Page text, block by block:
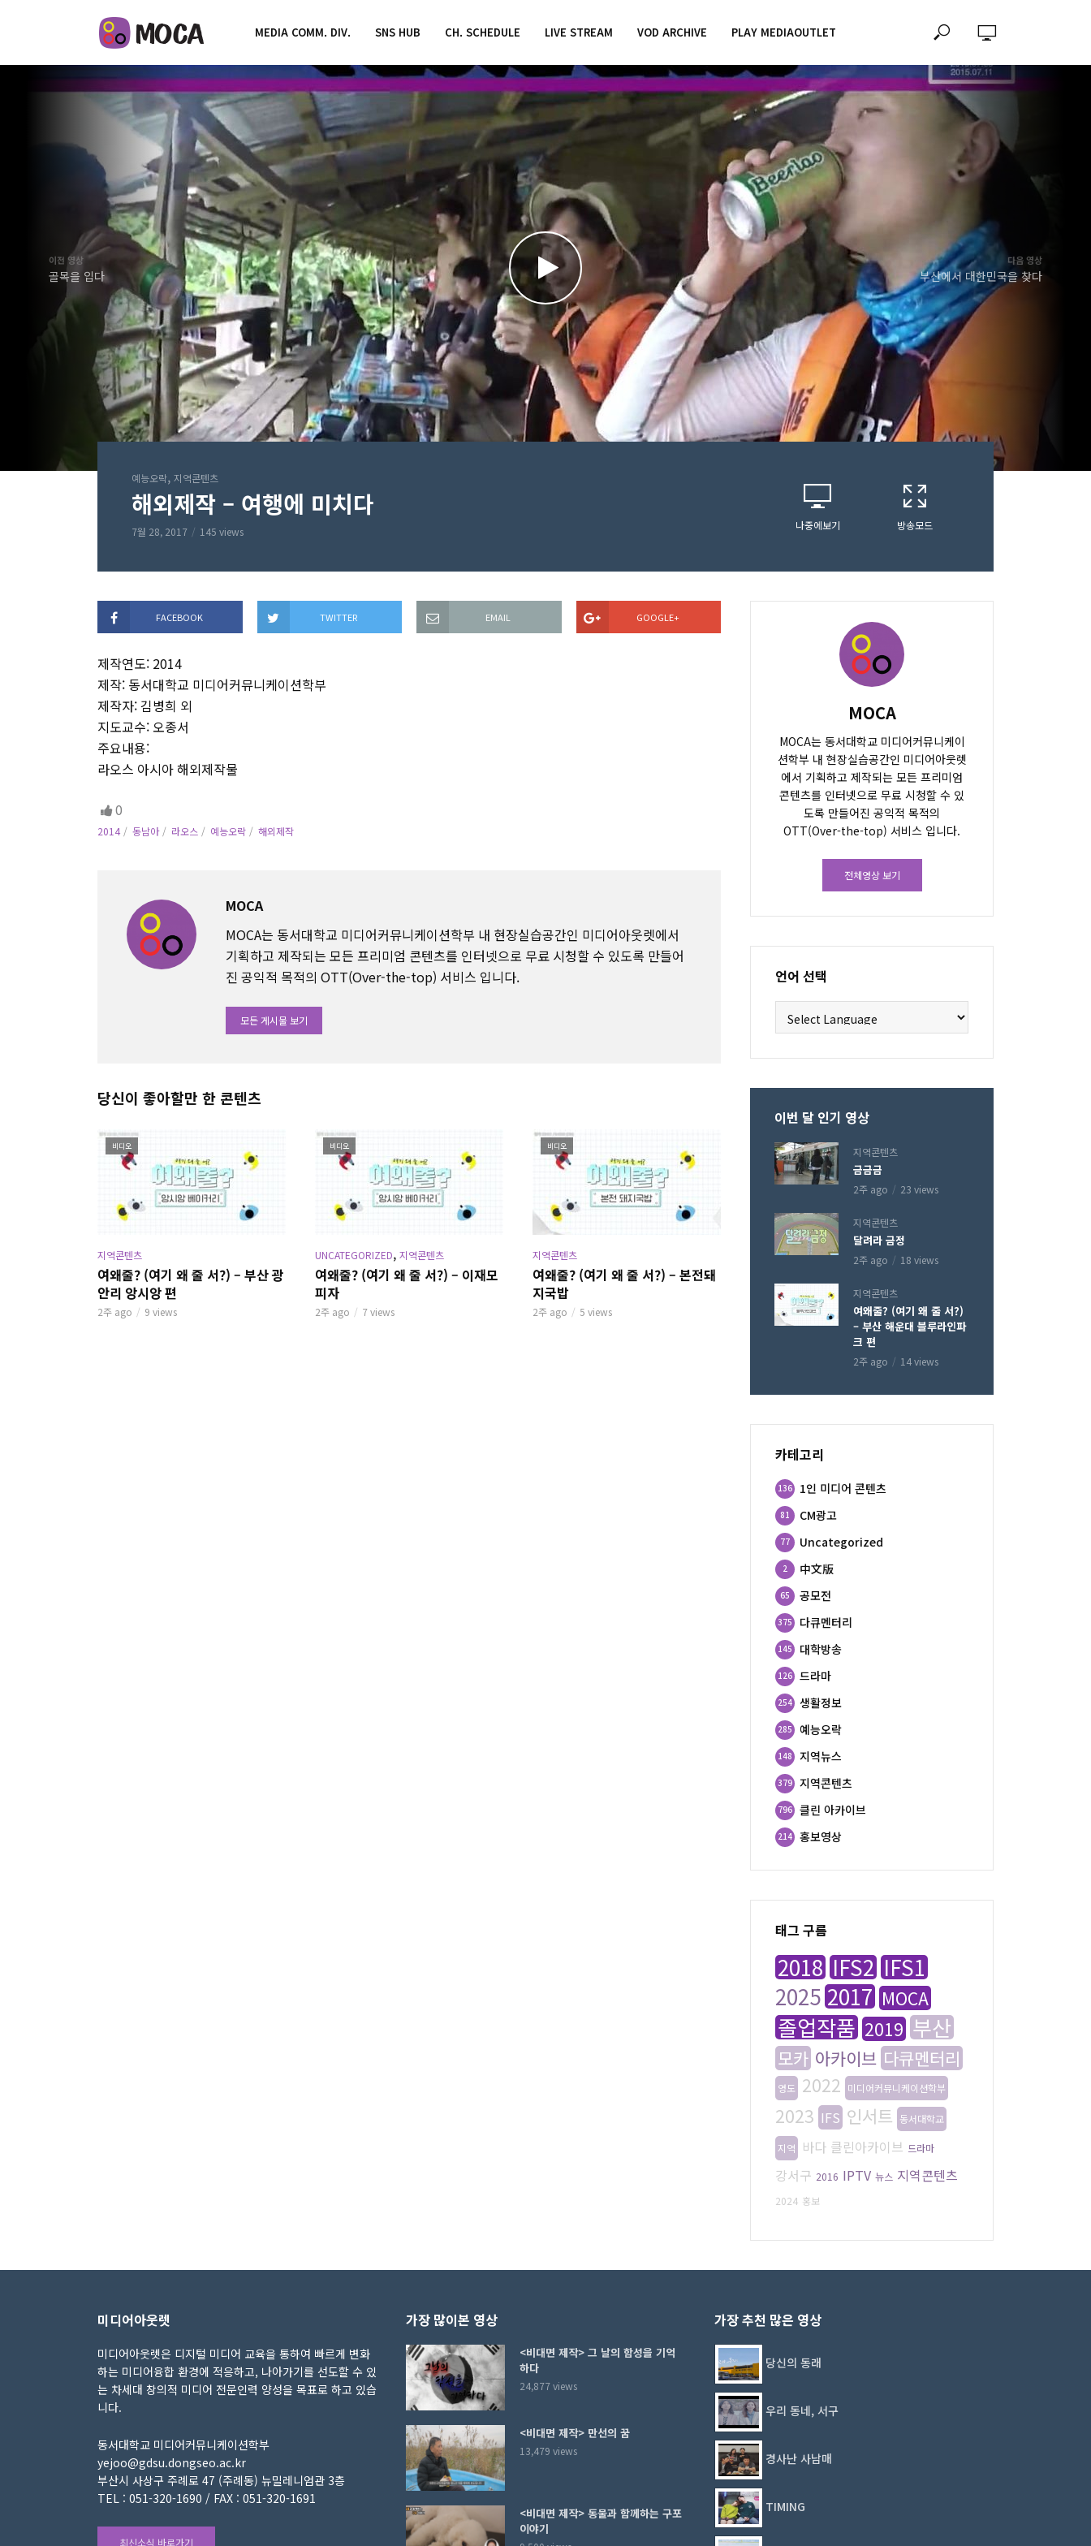
MEDIA COMM. DIV. SNS HUB CH. SCHEDULE LIVE STREAM VOD ARCHIVE PLAY MEDIAOUTLET
이전 영상
골목을 입다
다음 영상
부산에서 대한민국을 찾다
예능오락, 지역콘텐츠
해외제작 – 여행에 미치다
7월 28, 2017 145 views 나중에보기 방송모드
FACEBOOK TWITTER EMAIL GOOGLE+
제작연도: 2014
제작: 동서대학교 미디어커뮤니케이션학부
제작자: 김병희 외
지도교수: 오종서
주요내용:
라오스 아시아 해외제작물
0
2014 동남아 라오스 예능오락 해외제작
MOCA
MOCA는 동서대학교 미디어커뮤니케이션학부 내 현장실습공간인 미디어아웃렛에서
기획하고 제작되는 모든 프리미엄 콘텐츠를 인터넷으로 무료 시청할 수 있도록 만들어
진 공익적 목적의 OTT(Over-the-top) 서비스 입니다.
모든 게시물 보기
당신이 좋아할만 한 콘텐츠
비디오
지역콘텐츠
여왜줄? (여기 왜 줄 서?) – 부산 광
안리 앙시앙 편
2주 ago 9 views
비디오
UNCATEGORIZED, 지역콘텐츠
여왜줄? (여기 왜 줄 서?) – 이재모
피자
2주 ago 7 views
비디오
지역콘텐츠
여왜줄? (여기 왜 줄 서?) – 본전돼
지국밥
2주 ago 5 views
MOCA
MOCA는 동서대학교 미디어커뮤니케이
션학부 내 현장실습공간인 미디어아웃렛
에서 기획하고 제작되는 모든 프리미엄
콘텐츠를 인터넷으로 무료 시청할 수 있
도록 만들어진 공익적 목적의
OTT(Over-the-top) 서비스 입니다.
전체영상 보기
언어 선택
이번 달 인기 영상
지역콘텐츠
금금금
2주 ago 23 views
지역콘텐츠
달려라 금정
2주 ago 18 views
지역콘텐츠
여왜줄? (여기 왜 줄 서?)
– 부산 해운대 블루라인파
크 편
2주 ago 14 views
카테고리
1인 미디어 콘텐츠
136
CM광고
81
Uncategorized
77
中文版
2
공모전
65
다큐멘터리
375
대학방송
145
드라마
126
생활정보
254
예능오락
285
지역뉴스
148
지역콘텐츠
379
클린 아카이브
796
홍보영상
214
태그 구름
2018 IFS2 IFS1
2025 2017 MOCA
졸업작품 2019 부산
모카 아카이브 다큐멘터리
영도 2022 미디어커뮤니케이션학부
2023 IFS 인서트 동서대학교
지역 바다 클린아카이브 드라마
강서구 2016 IPTV 뉴스 지역콘텐츠
2024 홍보
미디어아웃렛
미디어아웃렛은 디지털 미디어 교육을 통하여 빠르게 변화
하는 미디어융합 환경에 적응하고, 나아가기를 선도할 수 있
는 차세대 창의적 미디어 전문인력 양성을 목표로 하고 있습
니다.
동서대학교 미디어커뮤니케이션학부
yejoo@gdsu.dongseo.ac.kr
부산시 사상구 주례로 47 (주례동) 뉴밀레니엄관 3층
TEL : 051-320-1690 / FAX : 051-320-1691
최신소식 바로가기
가장 많이본 영상
<비대면 제작> 그 날의 함성을 기억
하다
24,877 views
<비대면 제작> 만선의 꿈
13,479 views
<비대면 제작> 동물과 함께하는 구포
이야기
가장 추천 많은 영상
당신의 동래
우리 동네, 서구
경사난 사남매
TIMING